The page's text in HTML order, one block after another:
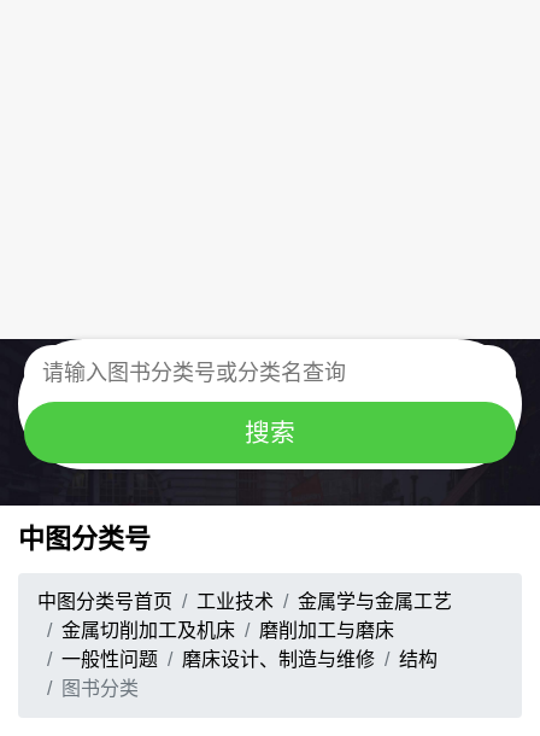
中图分类号
中图分类号首页 工业技术
金属学与金属工艺
金属切削加工及机床
磨削加工与磨床
一般性问题
磨床设计、制造与维修
结构
图书分类